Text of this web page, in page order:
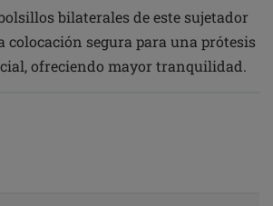
bilaterales de este sujetador
colocación segura para una prótesis
ofreciendo mayor tranquilidad.